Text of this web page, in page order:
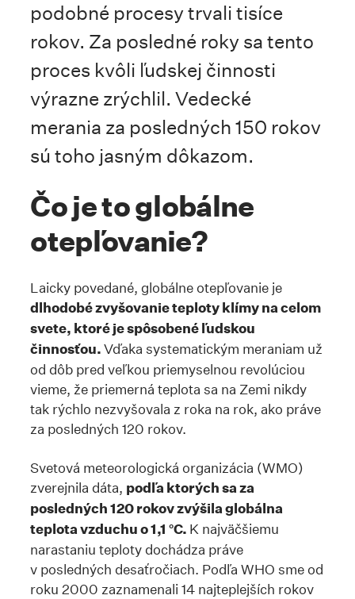
podobné procesy trvali tisíce
rokov. Za posledné roky sa tento
proces kvôli ľudskej činnosti
výrazne zrýchlil. Vedecké
merania za posledných 150 rokov
sú toho jasným dôkazom.
Čo je to globálne
otepľovanie?
Laicky povedané, globálne otepľovanie je
dlhodobé zvyšovanie teploty klímy na celom
svete, ktoré je spôsobené ľudskou
činnosťou.Vďaka systematickým meraniam už
od dôb pred veľkou priemyselnou revolúciou
vieme, že priemerná teplota sa na Zemi nikdy
tak rýchlo nezvyšovala z roka na rok, ako práve
za posledných 120 rokov.
Svetová meteorologická organizácia (WMO)
zverejnila dáta, podľa ktorých sa za
posledných 120 rokov zvýšila globálna
teplota vzduchu o 1,1 °C. K najväčšiemu
narastaniu teploty dochádza práve
v posledných desaťročiach. Podľa WHO sme od
roku 2000 zaznamenali 14 najteplejších rokov